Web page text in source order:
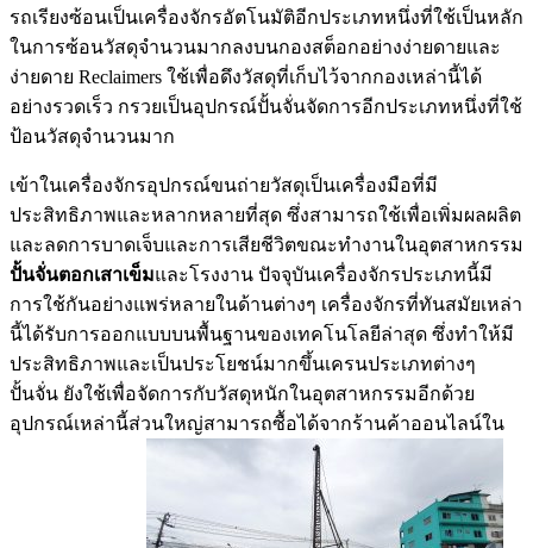
รถเรียงซ้อนเป็นเครื่องจักรอัตโนมัติอีกประเภทหนึ่งที่ใช้เป็นหลัก
ในการซ้อนวัสดุจำนวนมากลงบนกองสต็อกอย่างง่ายดายและ
ง่ายดาย Reclaimers ใช้เพื่อดึงวัสดุที่เก็บไว้จากกองเหล่านี้ได้
อย่างรวดเร็ว กรวยเป็นอุปกรณ์ปั้นจั่นจัดการอีกประเภทหนึ่งที่ใช้
ป้อนวัสดุจำนวนมาก
เข้าในเครื่องจักรอุปกรณ์ขนถ่ายวัสดุเป็นเครื่องมือที่มี
ประสิทธิภาพและหลากหลายที่สุด ซึ่งสามารถใช้เพื่อเพิ่มผลผลิต
และลดการบาดเจ็บและการเสียชีวิตขณะทำงานในอุตสาหกรรม
ปั้นจั่นตอกเสาเข็มและโรงงาน ปัจจุบันเครื่องจักรประเภทนี้มี
การใช้กันอย่างแพร่หลายในด้านต่างๆ เครื่องจักรที่ทันสมัยเหล่า
นี้ได้รับการออกแบบบนพื้นฐานของเทคโนโลยีล่าสุด ซึ่งทำให้มี
ประสิทธิภาพและเป็นประโยชน์มากขึ้นเครนประเภทต่างๆ
ปั้นจั่น ยังใช้เพื่อจัดการกับวัสดุหนักในอุตสาหกรรมอีกด้วย
อุปกรณ์เหล่านี้ส่วนใหญ่สามารถซื้อได้จากร้านค้าออนไลน์ใน